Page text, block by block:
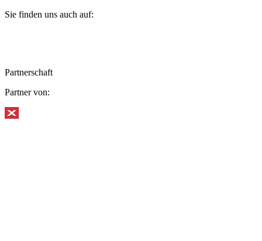
Sie finden uns auch auf:
Partnerschaft
Partner von: